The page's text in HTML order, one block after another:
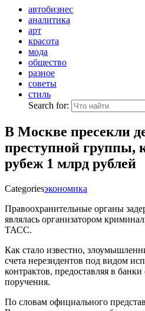
автобизнес
аналитика
арт
красота
мода
общество
разное
советы
стиль
Search for:
В Москве пресекли
преступной группы,
рубеж 1 млрд рублей
Categoriesэкономика
Правоохранительные органы
являлась организатором
ТАСС.
Как стало известно,
счета нерезидентов под видом
контрактов, предоставляя в банки
поручения.
По словам официального